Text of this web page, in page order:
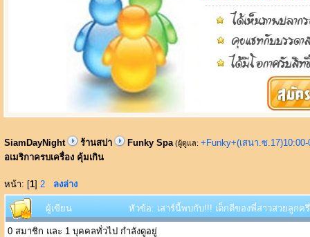
SiamDayNight ร้านสปา Funky Spa (ผู้ดูแล: +Funky+(เสนา.ซ
อเมริกาครบเครื่อง คุ้มเกิน
หน้า: [1] 2 ลงล่าง
ผู้เขียน หัวข้อ: เสาร์นี้พบกับ!!! เด็กดีของพี่สาวสวยลูกค
0 สมาชิก และ 1 บุคคลทั่วไป กำลังดูอยู่